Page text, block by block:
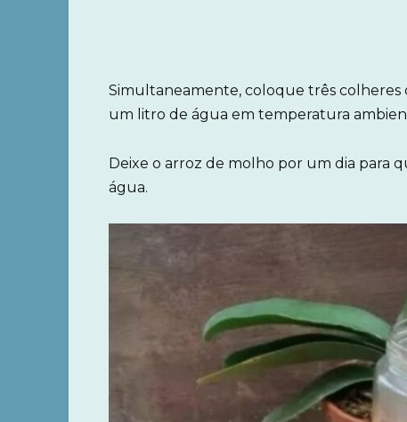
Simultaneamente, coloque três colheres
um litro de água em temperatura
Deixe o arroz de molho por um dia para
água.